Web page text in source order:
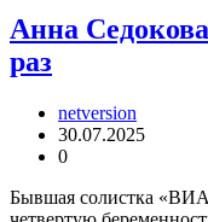
Анна
раз
netversion
30.07.2025
0
Бывшая солистка